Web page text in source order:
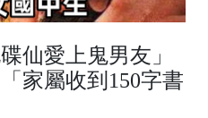
仙愛上鬼男友」
家屬收到150字書